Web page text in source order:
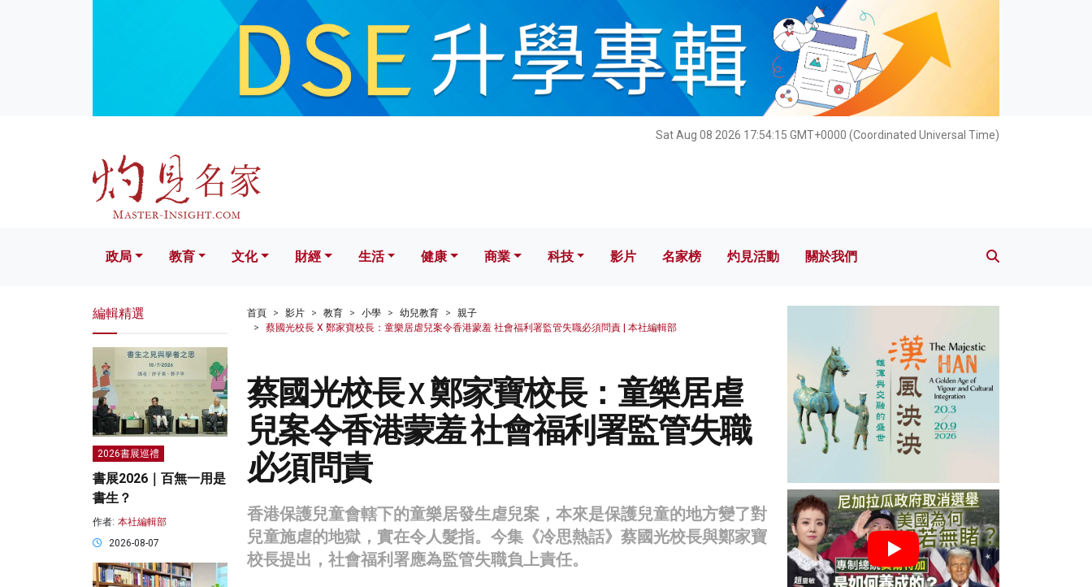
Sat Aug 08 2026 17:54:16 GMT+0000 (Coordinated Universal Time)
文化 財經 生活 健康 科技 影片 名家榜 灼見活動 關於我們
政局 教育 文化 財經 生活 健康 商業 科技 影片 名家榜 灼見活動 關於我們
首頁 影片 教育 小學 幼兒教育
親子
蔡國光校長 X 鄭家寶校長：童樂居虐兒案令香港蒙羞 社會福利署監管失職必須問責 | 本社編輯部
蔡國光校長 X 鄭家寶校長：童樂居虐
兒案令香港蒙羞 社會福利署監管失職
必須問責
香港保護兒童會轄下的童樂居發生虐兒案，本來是保護兒童的地方變了對
兒童施虐的地獄，實在令人髮指。今集《冷思熱話》蔡國光校長與鄭家寶
校長提出，社會福利署應為監管失職負上責任。
編輯精選
2026書展巡禮
書展2026｜百無一用是
書生？
作者: 本社編輯部
2026-08-07